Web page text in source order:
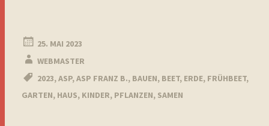
25. MAI 2023
WEBMASTER
2023, ASP, ASP FRANZ B., BAUEN, BEET, ERDE, FRÜHBEET,
GARTEN, HAUS, KINDER, PFLANZEN, SAMEN